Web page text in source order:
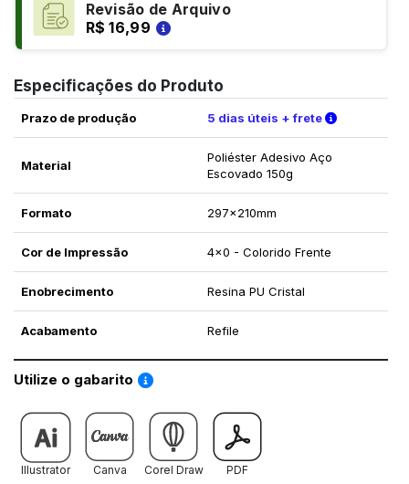
Revisão de Arquivo
R$ 16,99
Especificações do Produto
Prazo de produção 5 dias úteis + frete Verifique
Material
Poliéster Adesivo Aço
Escovado 150g
Formato 297x210mm
Cor de Impressão 4x0 - Colorido Frente
Enobrecimento Resina PU Cristal
Acabamento Refile
Utilize o gabarito Saiba como utilizar os nossos gabaritos
Illustrator Canva Corel Draw PDF